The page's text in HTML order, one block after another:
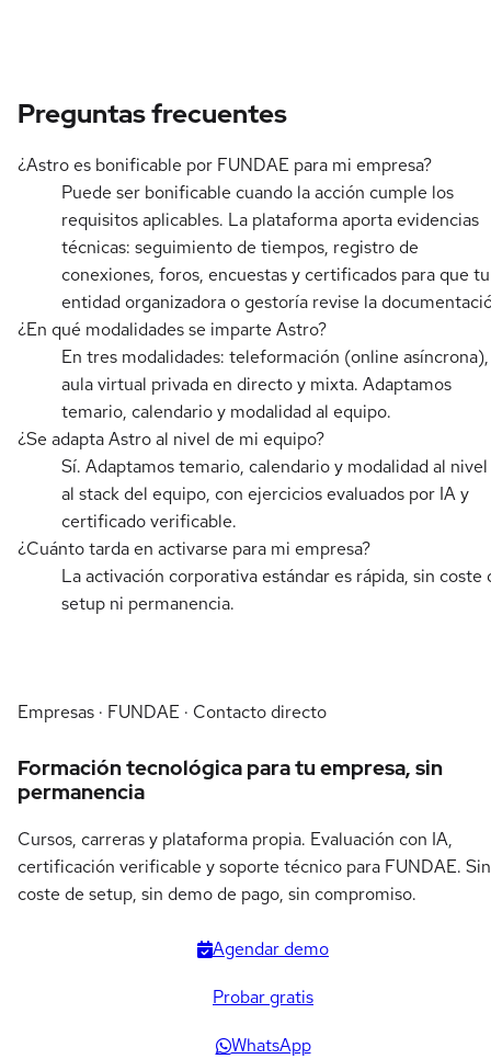
Preguntas frecuentes
¿Astro es bonificable por FUNDAE para mi empresa?
Puede ser bonificable cuando la acción cumple los
requisitos aplicables. La plataforma aporta evidencias
técnicas: seguimiento de tiempos, registro de
conexiones, foros, encuestas y certificados para que tu
entidad organizadora o gestoría revise la
¿En qué modalidades se imparte Astro?
En tres modalidades: teleformación (online asíncrona),
aula virtual privada en directo y mixta. Adaptamos
temario, calendario y modalidad al equipo.
¿Se adapta Astro al nivel de mi equipo?
Sí. Adaptamos temario, calendario y modalidad al
al stack del equipo, con ejercicios evaluados por IA y
certificado verificable.
¿Cuánto tarda en activarse para mi empresa?
La activación corporativa estándar es rápida, sin coste
setup ni permanencia.
Empresas · FUNDAE · Contacto directo
Formación tecnológica para tu empresa, sin
permanencia
Cursos, carreras y plataforma propia. Evaluación con IA,
certificación verificable y soporte técnico para FUNDAE. Sin
coste de setup, sin demo de pago, sin compromiso.
Agendar demo
Probar gratis
WhatsApp